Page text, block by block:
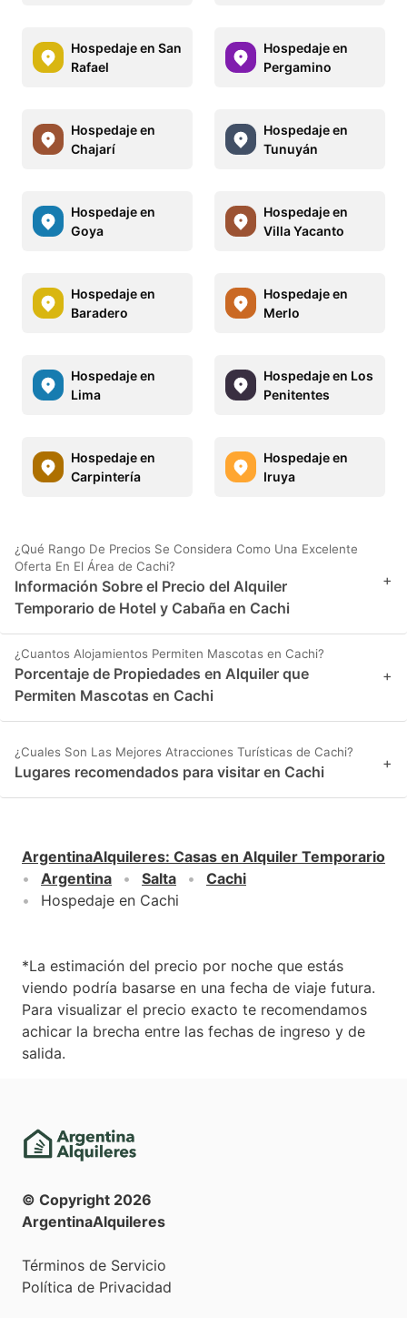
Hospedaje en San
Rafael
Hospedaje en
Pergamino
Hospedaje en
Chajarí
Hospedaje en
Tunuyán
Hospedaje en
Goya
Hospedaje en
Villa Yacanto
Hospedaje en
Baradero
Hospedaje en
Merlo
Hospedaje en
Lima
Hospedaje en Los
Penitentes
Hospedaje en
Carpintería
Hospedaje en
Iruya
¿Qué Rango De Precios Se Considera Como Una Excelente
Oferta En El Área de Cachi?
Información Sobre el Precio del Alquiler
Temporario de Hotel y Cabaña en Cachi
+
¿Cuantos Alojamientos Permiten Mascotas en Cachi?
Porcentaje de Propiedades en Alquiler que
Permiten Mascotas en Cachi
+
¿Cuales Son Las Mejores Atracciones Turísticas de Cachi?
Lugares recomendados para visitar en Cachi +
ArgentinaAlquileres: Casas en Alquiler Temporario
Argentina
Salta
Cachi
Hospedaje en Cachi
*La estimación del precio por noche que estás
viendo podría basarse en una fecha de viaje futura.
Para visualizar el precio exacto te recomendamos
achicar la brecha entre las fechas de ingreso y de
salida.
© Copyright 2026
ArgentinaAlquileres
Términos de Servicio
Política de Privacidad